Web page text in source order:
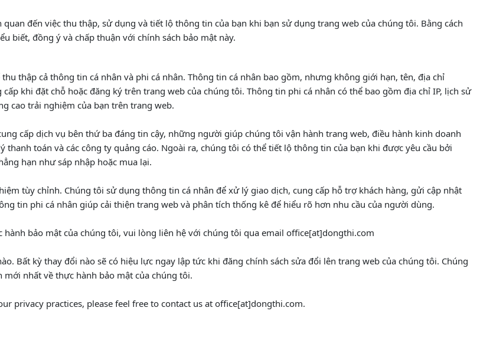
đến việc thu thập, sử dụng và tiết lộ thông tin của bạn khi bạn sử dụng trang web của chúng tôi. Bằng cách
biết, đồng ý và chấp thuận với chính sách bảo mật này.
thập cả thông tin cá nhân và phi cá nhân. Thông tin cá nhân bao gồm, nhưng không giới hạn, tên, địa chỉ
khi đặt chỗ hoặc đăng ký trên trang web của chúng tôi. Thông tin phi cá nhân có thể bao gồm địa chỉ IP, lịch sử
cao trải nghiệm của bạn trên trang web.
cấp dịch vụ bên thứ ba đáng tin cậy, những người giúp chúng tôi vận hành trang web, điều hành kinh doanh
toán và các công ty quảng cáo. Ngoài ra, chúng tôi có thể tiết lộ thông tin của bạn khi được yêu cầu bởi
hạn như sáp nhập hoặc mua lại.
tùy chỉnh. Chúng tôi sử dụng thông tin cá nhân để xử lý giao dịch, cung cấp hỗ trợ khách hàng, gửi cập nhật
tin phi cá nhân giúp cải thiện trang web và phân tích thống kê để hiểu rõ hơn nhu cầu của người dùng.
bảo mật của chúng tôi, vui lòng liên hệ với chúng tôi qua email office[at]dongthi.com
Bất kỳ thay đổi nào sẽ có hiệu lực ngay lập tức khi đăng chính sách sửa đổi lên trang web của chúng tôi. Chúng
nhất về thực hành bảo mật của chúng tôi.
privacy practices, please feel free to contact us at office[at]dongthi.com.